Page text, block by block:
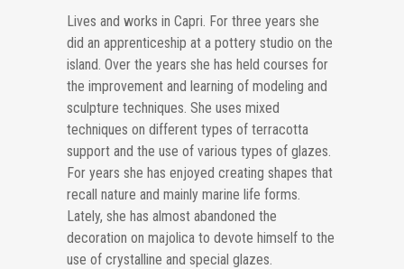
Lives and works in Capri. For three years she
did an apprenticeship at a pottery studio on the
island. Over the years she has held courses for
the improvement and learning of modeling and
sculpture techniques. She uses mixed
techniques on different types of terracotta
support and the use of various types of glazes.
For years she has enjoyed creating shapes that
recall nature and mainly marine life forms.
Lately, she has almost abandoned the
decoration on majolica to devote himself to the
use of crystalline and special glazes.